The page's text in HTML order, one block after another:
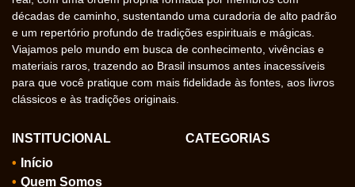
décadas de caminho, sustentando uma curadoria de alto padrão
e um repertório profundo de tradições espirituais e mágicas.
Viajamos pelo mundo em busca de conhecimento, vivências e
materiais raros, trazendo ao Brasil insumos antes inacessíveis
para que você pratique com mais fidelidade às fontes, aos livros
clássicos e às tradições originais.
INSTITUCIONAL
Início
Quem Somos
CATEGORIAS